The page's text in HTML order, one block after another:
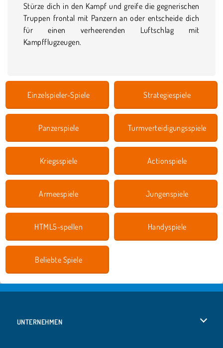
Stürze dich in den Kampf und greife die gegnerischen
Truppen frontal mit Panzern an oder entscheide dich
für einen verheerenden Luftschlag mit
Kampfflugzeugen.
Einzelspieler-Spiele Strategiespiele
Panzerspiele Turmverteidigungsspiele
Kriegsspiele Actionspiele
Armeespiele Jungenspiele
HTML5-spellen Handyspiele
Beliebte Spiele
UNTERNEHMEN